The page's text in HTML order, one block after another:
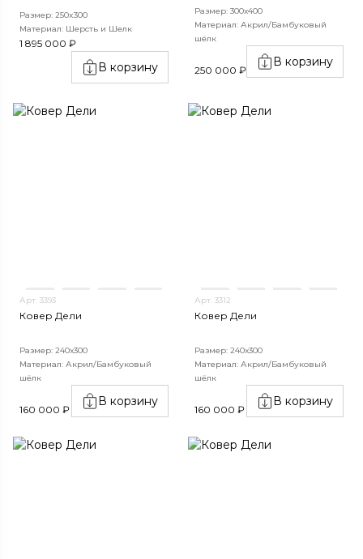
Размер: 250x300
Материал: Шерсть и Шелк
1 895 000 ₽
В корзину
Размер: 300х400
Материал: Акрил/Бамбуковый
шёлк
250 000 ₽
В корзину
Арт. 3393
Ковер Дели
Размер: 240х300
Материал: Акрил/Бамбуковый
шёлк
160 000 ₽
В корзину
Арт. 3312
Ковер Дели
Размер: 240х300
Материал: Акрил/Бамбуковый
шёлк
160 000 ₽
В корзину